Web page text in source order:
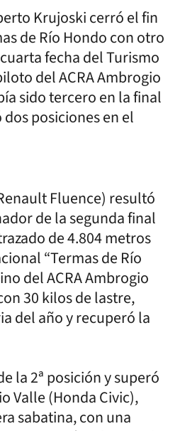
Krujoski cerró el fin
de Río Hondo con otro
fecha del Turismo
del ACRA Ambrogio
sido tercero en la final
posiciones en el
Fluence) resultó
de la segunda final
de 4.804 metros
“Termas de Río
del ACRA Ambrogio
30 kilos de lastre,
del año y recuperó la
la 2ª posición y superó
Valle (Honda Civic),
sabatina, con una